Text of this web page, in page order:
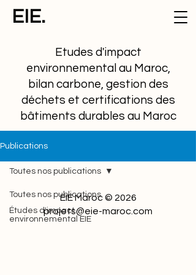
EIE.
Etudes d'impact
environnemental au Maroc,
bilan carbone, gestion des
déchets et certifications des
bâtiments durables au Maroc
Publications
Toutes nos publications
Études d'impact
environnemental EIE
Toutes nos publications
EIE Maroc © 2026
projets@eie-maroc.com